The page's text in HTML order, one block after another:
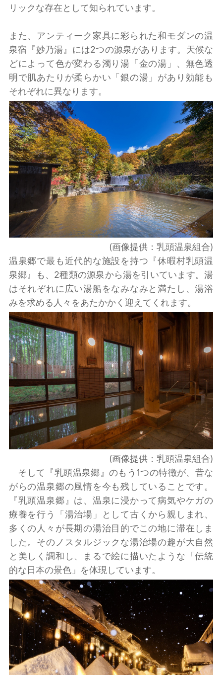
リックな存在として知られています。
また、アンティーク家具に彩られた和モダンの温
泉宿『妙乃湯』には2つの源泉があります。天候な
どによって色が変わる濁り湯「金の湯」、無色透
明で肌あたりが柔らかい「銀の湯」があり効能も
それぞれに異なります。
(画像提供：乳頭温泉組合)
温泉郷で最も近代的な施設を持つ『休暇村乳頭温
泉郷』も、2種類の源泉から湯を引いています。湯
はそれぞれに広い湯船をなみなみと満たし、湯浴
みを求める人々をあたかかく迎えてくれます。
(画像提供：乳頭温泉組合)
そして『乳頭温泉郷』のもう1つの特徴が、昔な
がらの温泉郷の風情を今も残していることです。
『乳頭温泉郷』は、温泉に浸かって病気やケガの
療養を行う「湯治場」として古くから親しまれ、
多くの人々が長期の湯治目的でこの地に滞在しま
した。そのノスタルジックな湯治場の趣が大自然
と美しく調和し、まるで絵に描いたような「伝統
的な日本の景色」を体現しています。